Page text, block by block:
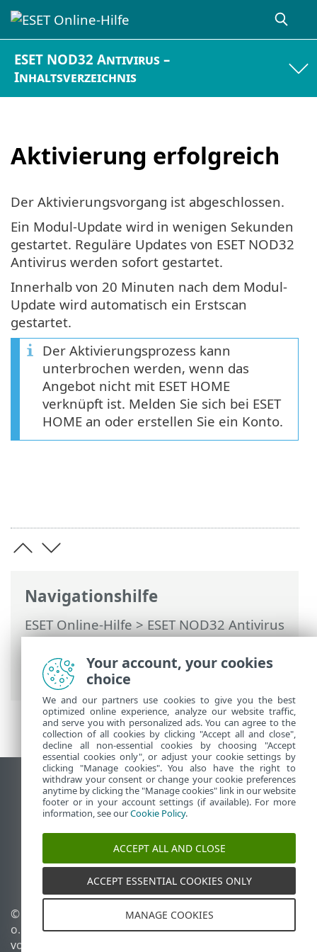
ESET NOD32 Antivirus –
Inhaltsverzeichnis
Aktivierung erfolgreich
Navigationshilfe
ESET Online-Hilfe>ESET NOD32 Antivirus
>Installation> Dialogfenster –
Installation > Aktivierung > Aktivierung
erfolgreich
Der Aktivierungsvorgang ist abgeschlossen.
Ein Modul-Update wird in wenigen Sekunden
gestartet. Reguläre Updates von ESET NOD32
Antivirus werden sofort gestartet.
Innerhalb von 20 Minuten nach dem Modul-
Update wird automatisch ein Erstscan
gestartet.
Der Aktivierungsprozess kann
unterbrochen werden, wenn das
Angebot nicht mit ESET HOME
verknüpft ist. Melden Sie sich bei ESET
HOME an oder erstellen Sie ein Konto.
Desktop-Site anzeigen
End of Life
ESET Knowledgebase
ESET-Forum
ESET Status Portal
Regionaler Support
© 1992 - 2026 ESET, spol. s r.
o. - Alle Rechte
vorbehalten.
Cookies verwalten
Cookie-Richtlinie
Your account, your cookies
choice
We and our partners use cookies to give you the best
optimized online experience, analyze our website traffic,
and serve you with personalized ads. You can agree to the
collection of all cookies by clicking "Accept all and close",
decline all non-essential cookies by choosing "Accept
essential cookies only", or adjust your cookie settings by
clicking "Manage cookies". You also have the right to
withdraw your consent or change your cookie preferences
anytime by clicking the "Manage cookies" link in our website
footer or in your account settings (if available). For more
information, see ourCookie Policy.
ACCEPT ALL AND CLOSE
ACCEPT ESSENTIAL COOKIES ONLY
MANAGE COOKIES